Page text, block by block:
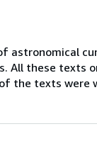
astronomical
these texts
the texts